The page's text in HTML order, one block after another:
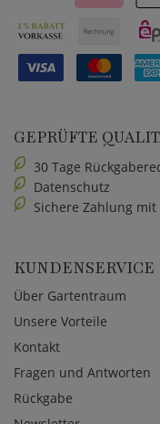
GEPRÜFTE
30 Tage
Datenschutz
Sichere Zahlung mit
KUNDENSERVICE
Über Gartentraum
Unsere Vorteile
Kontakt
Fragen und Antworten
Rückgabe